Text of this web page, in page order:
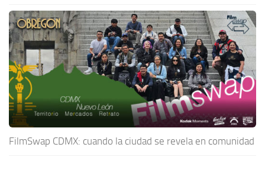
FilmSwap CDMX: cuando la ciudad se revela en comunidad